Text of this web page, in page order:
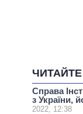
Справа
з України,
2022, 12:38